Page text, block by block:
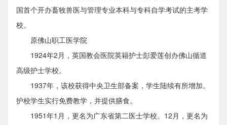
国首个开办畜牧兽医与管理专业本科与专科自学考试的主考学
校。
原佛山职工医学院
1924年2月，英国教会医院英籍护士彭爱莲创办佛山循道
高级护士学校。
1937年，该校获得中央卫生部备案，学生陆续有所增加。
护校学生实行免费教学，并提供膳食。
1951年1月，更名为广东省第二医士学校。12月，更名为